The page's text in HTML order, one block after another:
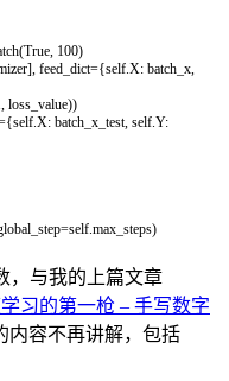
(True, 100)
], feed_dict={self.X: batch_x,
, loss_value))
{self.X: batch_x_test, self.Y:
=self.max_steps)
，与我的上篇文章
习的第一枪 – 手写数字
内容不再讲解，包括